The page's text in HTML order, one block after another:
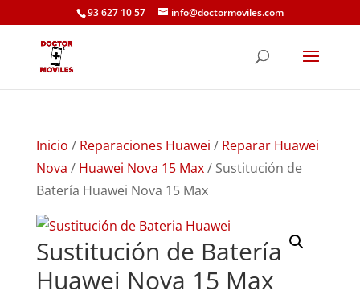
93 627 10 57 info@doctormoviles.com
Inicio / Reparaciones Huawei / Reparar Huawei
Nova / Huawei Nova 15 Max/ Sustitución de
Batería Huawei Nova 15 Max
Sustitución de Batería
Huawei Nova 15 Max